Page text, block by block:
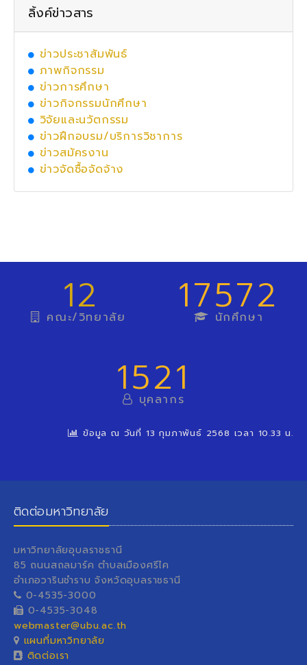
ลิ้งค์ข่าวสาร
ข่าวประชาสัมพันธ์
ภาพกิจกรรม
ข่าวการศึกษา
ข่าวกิจกรรมนักศึกษา
วิจัยและนวัตกรรม
ข่าวฝึกอบรม/บริการวิชาการ
ข่าวสมัครงาน
ข่าวจัดซื้อจัดจ้าง
12
คณะ/วิทยาลัย 17572
นักศึกษา
1521
บุคลากร
ข้อมูล ณ วันที่ 13 กุมภาพันธ์ 2568 เวลา 10.33 น.
ติดต่อมหาวิทยาลัย
มหาวิทยาลัยอุบลราชธานี
85 ถนนสถลมาร์ค ตำบลเมืองศรีไค
อำเภอวารินชำราบ จังหวัดอุบลราชธานี
0-4535-3000
0-4535-3048
webmaster@ubu.ac.th
แผนที่มหาวิทยาลัย
ติดต่อเรา